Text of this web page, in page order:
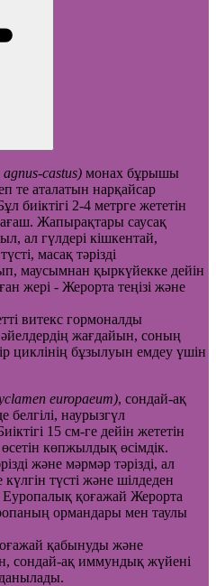
castus) монах бұрышы
те аталатын нарқайсар
биіктігі 2-4 метрге жететін
Жапырақтары саусақ
ал гүлдері кішкентай,
масақ тәрізді
маусымнан қыркүйекке дейін
жері - Жерорта теңізі және
витекс гормоналды
әйелдердің жағдайын, соның
циклінің бұзылуын емдеу үшін
europaeum), сондай-ақ
белгілі, наурызгүл
15 см-ге дейін жететін
көпжылдық өсімдік.
және мәрмәр тәрізді, ал
түсті және шілдеден
Еуропалық қоғажай Жерорта
ормандары мен таулы
қабынуды және
сондай-ақ иммундық жүйені